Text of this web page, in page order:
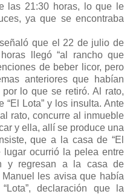
las 21:30 horas, lo que le
ya que se encontraba
que el 22 de julio de
llegó “al rancho que
de beber licor, pero
anteriores que habían
lo que se retiró. Al rato,
“El Lota” y los insulta. Ante
rato, concurre al inmueble
y ella, allí se produce una
que a la casa de “El
lugar ocurrió la pelea entre
y regresan a la casa de
les avisa que había
declaración que la